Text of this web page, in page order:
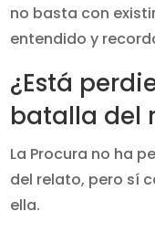
no basta con
entendido y
¿Está
batalla del
La Procura no ha
del relato, pero sí
ella.